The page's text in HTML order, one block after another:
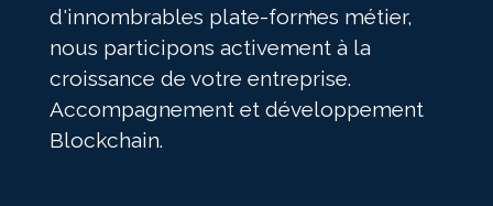
d'innombrables plate-formes métier,
nous participons activement à la
croissance de votre entreprise.
Accompagnement et développement
Blockchain.